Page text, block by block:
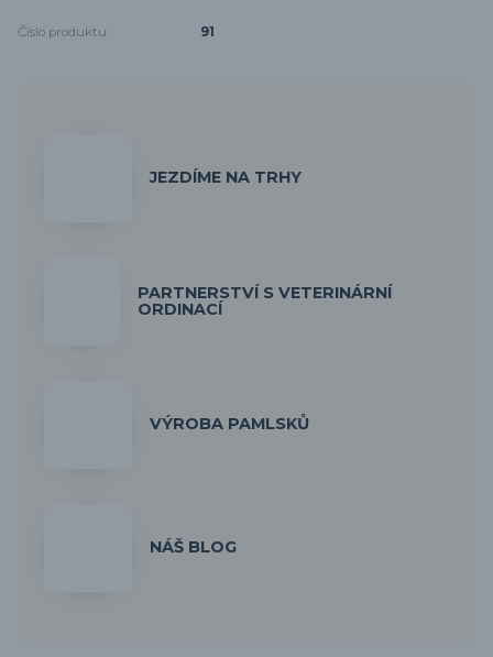
Číslo produktu: 91
JEZDÍME NA TRHY
PARTNERSTVÍ S VETERINÁRNÍ
ORDINACÍ
VÝROBA PAMLSKŮ
NÁŠ BLOG